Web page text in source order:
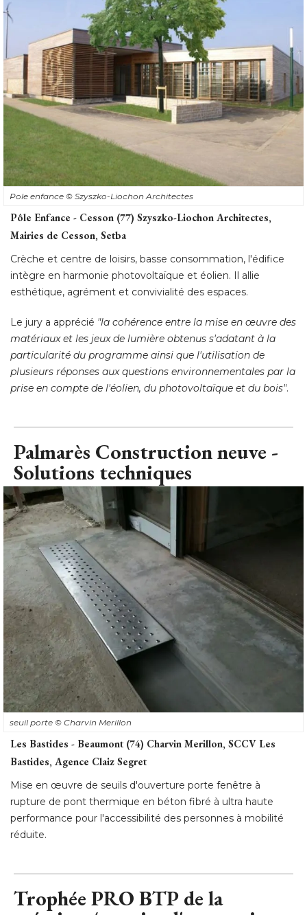
Pole enfance© Szyszko-Liochon Architectes
Pôle Enfance - Cesson (77) Szyszko-Liochon Architectes,
Mairies de Cesson, Setba
Crèche et centre de loisirs, basse consommation, l'édifice
esthétique, agrément et convivialité des espaces.
Le jury a apprécié "la cohérence entre la mise en œuvre des
matériaux et les jeux de lumière obtenus s'adatant à la
particularité du programme ainsi que l'utilisation de
prise en compte de l'éolien, du photovoltaïque et du bois".
Palmarès Construction neuve -
seuil porte © Charvin Merillon
Les Bastides - Beaumont (74) Charvin Merillon, SCCV Les
Bastides, Agence Claiz Segret
Mise en œuvre de seuils d'ouverture porte fenêtre à
performance pour l'accessibilité des personnes à mobilité
réduite.
Trophée PRO BTP de la